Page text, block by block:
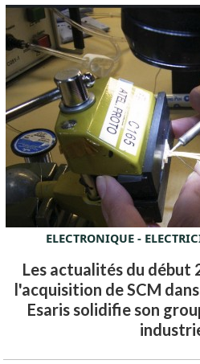
ELECTRONIQUE -
Les actualités du début
l'acquisition de SCM
Esaris solidifie son